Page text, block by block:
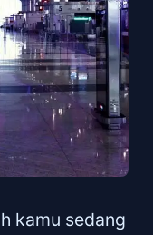
kamu sedang